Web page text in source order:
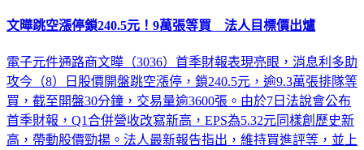
電子元件通路商文曄（3036）首季財報表現亮眼，消息利多助
攻今（8）日股價開盤跳空漲停，鎖240.5元，逾9.3萬張排隊等
買，截至開盤30分鐘，交易量逾3600張。由於7日法說會公布
首季財報，Q1合併營收改寫新高，EPS為5.32元同樣創歷史新